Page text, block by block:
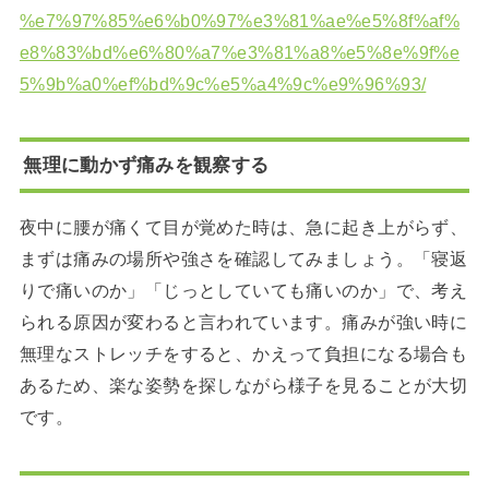
%e7%97%85%e6%b0%97%e3%81%ae%e5%8f%af%
e8%83%bd%e6%80%a7%e3%81%a8%e5%8e%9f%e
5%9b%a0%ef%bd%9c%e5%a4%9c%e9%96%93/
無理に動かず痛みを観察する
夜中に腰が痛くて目が覚めた時は、急に起き上がらず、
まずは痛みの場所や強さを確認してみましょう。「寝返
りで痛いのか」「じっとしていても痛いのか」で、考え
られる原因が変わると言われています。痛みが強い時に
無理なストレッチをすると、かえって負担になる場合も
あるため、楽な姿勢を探しながら様子を見ることが大切
です。